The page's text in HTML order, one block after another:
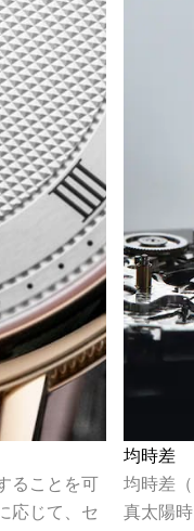
ることを可
応じて、セ
均時差
均時差
真太陽